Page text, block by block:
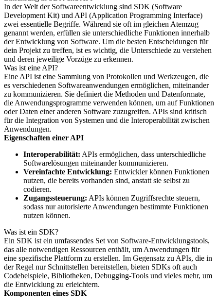
In der Welt der Softwareentwicklung sind SDK (Software
Development Kit) und API (Application Programming Interface)
zwei essentielle Begriffe. Während sie oft im gleichen Atemzug
genannt werden, erfüllen sie unterschiedliche Funktionen innerhalb
der Entwicklung von Software. Um die besten Entscheidungen für
dein Projekt zu treffen, ist es wichtig, die Unterschiede zu verstehen
und deren jeweilige Vorzüge zu erkennen.
Was ist eine API?
Eine API ist eine Sammlung von Protokollen und Werkzeugen, die
es verschiedenen Softwareanwendungen ermöglichen, miteinander
zu kommunizieren. Sie definiert die Methoden und Datenformate,
die Anwendungsprogramme verwenden können, um auf Funktionen
oder Daten einer anderen Software zuzugreifen. APIs sind kritisch
für die Integration von Systemen und die Interoperabilität zwischen
Anwendungen.
Eigenschaften einer API
Interoperabilität: APIs ermöglichen, dass unterschiedliche
Softwarelösungen miteinander kommunizieren.
Vereinfachte Entwicklung: Entwickler können Funktionen
nutzen, die bereits vorhanden sind, anstatt sie selbst zu
codieren.
Zugangssteuerung: APIs können Zugriffsrechte steuern,
sodass nur autorisierte Anwendungen bestimmte Funktionen
nutzen können.
Was ist ein SDK?
Ein SDK ist ein umfassendes Set von Software-Entwicklungstools,
das alle notwendigen Ressourcen enthält, um Anwendungen für
eine spezifische Plattform zu erstellen. Im Gegensatz zu APIs, die in
der Regel nur Schnittstellen bereitstellen, bieten SDKs oft auch
Codebeispiele, Bibliotheken, Debugging-Tools und vieles mehr, um
die Entwicklung zu erleichtern.
Komponenten eines SDK